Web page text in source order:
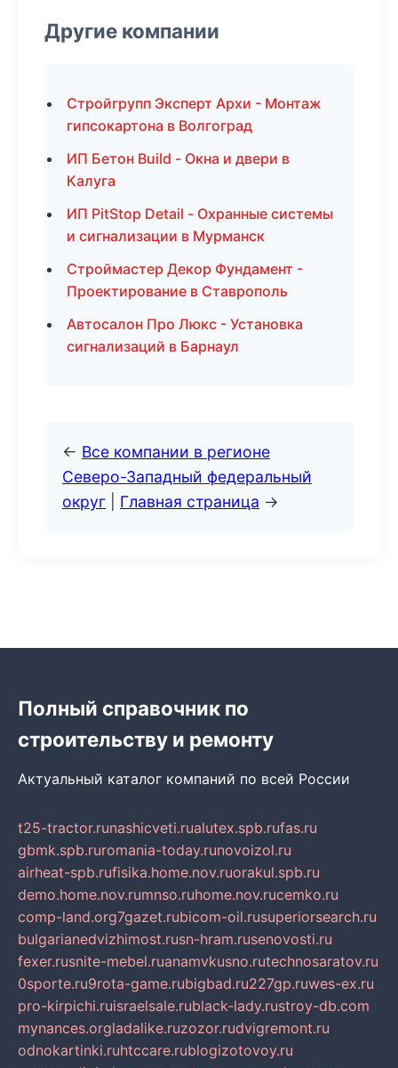
Другие компании
Стройгрупп Эксперт Архи - Монтаж
гипсокартона в Волгоград
ИП Бетон Build - Окна и двери в
Калуга
ИП PitStop Detail - Охранные системы
и сигнализации в Мурманск
Строймастер Декор Фундамент -
Проектирование в Ставрополь
Автосалон Про Люкс - Установка
сигнализаций в Барнаул
← Все компании в регионе
Северо-Западный федеральный
округ
Главная страница →
Полный справочник по
строительству и ремонту
Актуальный каталог компаний по всей России
t25-tractor.runashicveti.rualutex.spb.rufas.ru
gbmk.spb.ruromania-today.runovoizol.ru
airheat-spb.rufisika.home.nov.ruorakul.spb.ru
demo.home.nov.rumnso.ruhome.nov.rucemko.ru
comp-land.org7gazet.rubicom-oil.rusuperiorsearch.ru
bulgarianedvizhimost.rusn-hram.rusenovosti.ru
fexer.rusnite-mebel.ruanamvkusno.rutechnosaratov.ru
0sporte.ru9rota-game.rubigbad.ru227gp.ruwes-ex.ru
pro-kirpichi.ruisraelsale.rublack-lady.rustroy-db.com
mynances.orgladalike.ruzozor.rudvigremont.ru
odnokartinki.ruhtccare.rublogizotovoy.ru